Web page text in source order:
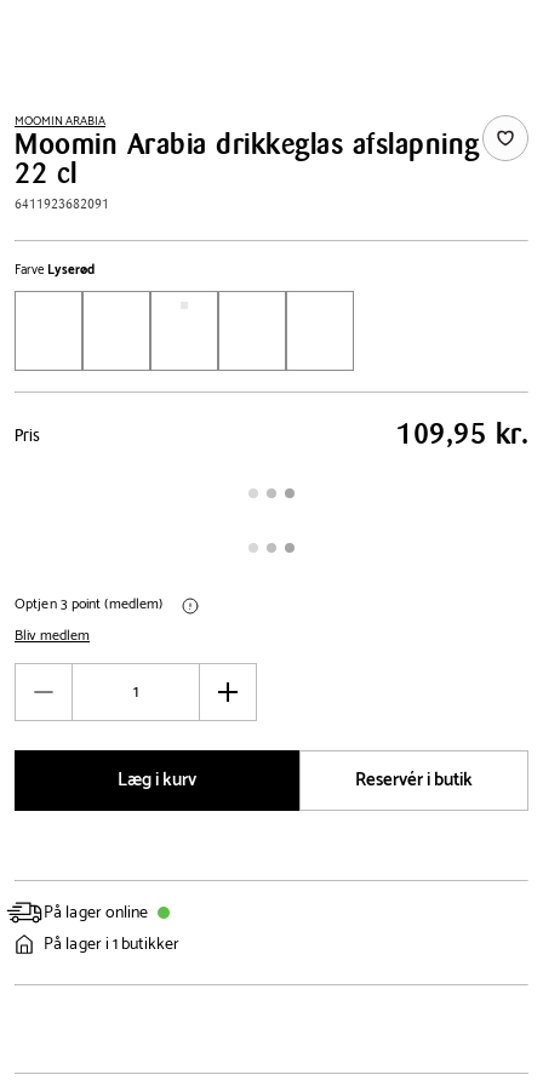
MOOMIN ARABIA
Moomin Arabia drikkeglas afslapning
22 cl
6411923682091
Farve Lyserød
Pris
tabel
Pris 109,95 kr.
Optjen 3 point (medlem)
Bliv medlem
Antal
Øg
Læg i kurv
Reservér i butik
På lager online
På lager i 1 butikker